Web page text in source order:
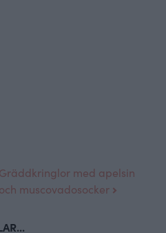
Gräddkringlor med apelsin
och muscovadosocker